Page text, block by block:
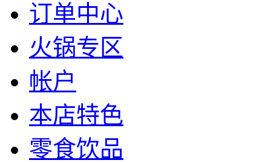
订单中心
火锅专区
帐户
本店特色
零食饮品